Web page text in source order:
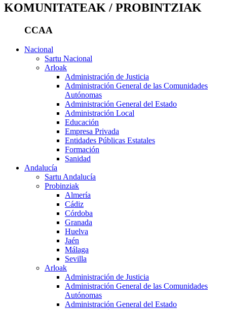
KOMUNITATEAK / PROBINTZIAK
CCAA
Nacional
Sartu Nacional
Arloak
Administración de Justicia
Administración General de las Comunidades
Autónomas
Administración General del Estado
Administración Local
Educación
Empresa Privada
Entidades Públicas Estatales
Formación
Sanidad
Andalucía
Sartu Andalucía
Probinziak
Almería
Cádiz
Córdoba
Granada
Huelva
Jaén
Málaga
Sevilla
Arloak
Administración de Justicia
Administración General de las Comunidades
Autónomas
Administración General del Estado